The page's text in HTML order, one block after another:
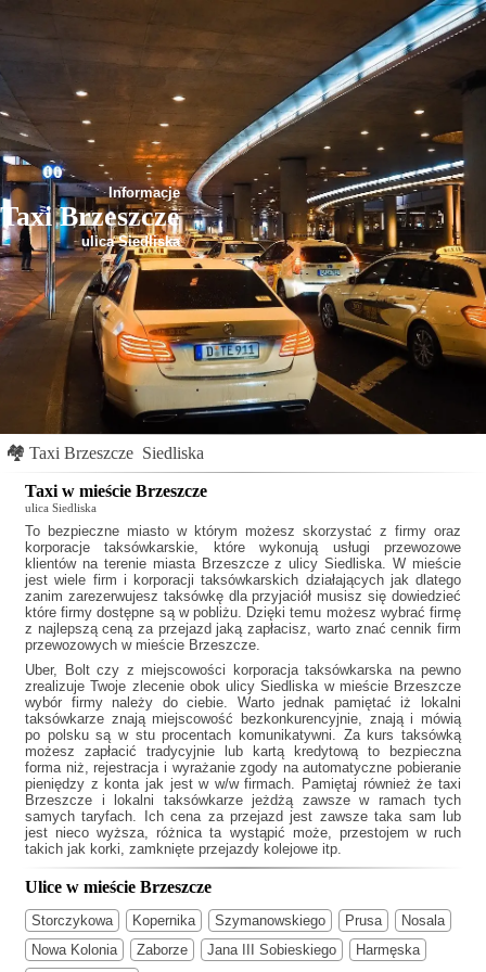
Informacje
Taxi Brzeszcze
ulica Siedliska
🏘 Taxi Brzeszcze Siedliska
Taxi w mieście Brzeszcze
ulica Siedliska
To bezpieczne miasto w którym możesz skorzystać z firmy oraz
korporacje taksówkarskie, które wykonują usługi przewozowe
klientów na terenie miasta Brzeszcze z ulicy Siedliska. W mieście
jest wiele firm i korporacji taksówkarskich działających jak dlatego
zanim zarezerwujesz taksówkę dla przyjaciół musisz się dowiedzieć
które firmy dostępne są w pobliżu. Dzięki temu możesz wybrać firmę
z najlepszą ceną za przejazd jaką zapłacisz, warto znać cennik firm
przewozowych w mieście Brzeszcze.
Uber, Bolt czy z miejscowości korporacja taksówkarska na pewno
zrealizuje Twoje zlecenie obok ulicy Siedliska w mieście Brzeszcze
wybór firmy należy do ciebie. Warto jednak pamiętać iż lokalni
taksówkarze znają miejscowość bezkonkurencyjnie, znają i mówią
po polsku są w stu procentach komunikatywni. Za kurs taksówką
możesz zapłacić tradycyjnie lub kartą kredytową to bezpieczna
forma niż, rejestracja i wyrażanie zgody na automatyczne pobieranie
pieniędzy z konta jak jest w w/w firmach. Pamiętaj również że taxi
Brzeszcze i lokalni taksówkarze jeżdżą zawsze w ramach tych
samych taryfach. Ich cena za przejazd jest zawsze taka sam lub
jest nieco wyższa, różnica ta wystąpić może, przestojem w ruch
takich jak korki, zamknięte przejazdy kolejowe itp.
Ulice w mieście Brzeszcze
Storczykowa Kopernika Szymanowskiego Prusa
Nosala
Nowa Kolonia
Zaborze Jana III Sobieskiego
Harmęska